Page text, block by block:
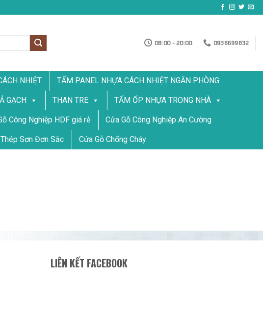
08:00 - 20:00 0938699832
NHIỆT TẤM PANEL NHỰA CÁCH NHIỆT NGĂN PHÒNG
GẠCH THAN TRE TẤM ỐP NHỰA TRONG NHÀ
Công Nghiệp HDF giá rẻ Cửa Gỗ Công Nghiệp An Cường
Sơn Đơn Sắc Cửa Gỗ Chống Cháy
LIÊN KẾT FACEBOOK